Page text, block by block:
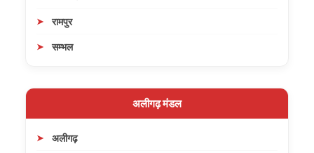
रामपुर
सम्भल
अलीगढ़ मंडल
अलीगढ़